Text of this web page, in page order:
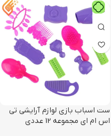
ست اسباب بازی لوازم آرایشی تی
اس ام ای مجموعه 12 عددی